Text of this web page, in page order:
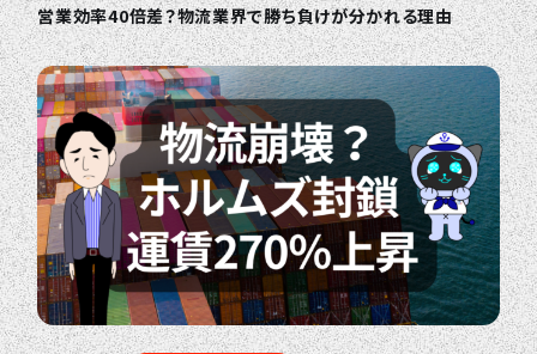
営業効率40倍差？物流業界で勝ち負けが分かれる理由